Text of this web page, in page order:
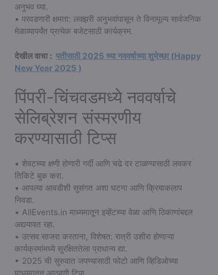
अनुभव घ्या.
• परवडणारी क्षमता: लक्झरी अनुभवांपासून ते विनामूल्य सार्वजनिक
मेळाव्यापर्यंत प्रत्येक बजेटसाठी कार्यक्रम.
देखील वाचा : पतीसाठी 2025 च्या नववर्षाच्या शुभेच्छा (Happy
New Year 2025 )
पिंपरी-चिंचवडमध्ये नववर्षाचे
सेलिब्रेशन संस्मरणीय
करण्यासाठी टिप्स
• शेवटच्या क्षणी होणारी गर्दी आणि चढे दर टाळण्यासाठी लवकर
तिकिटे बुक करा.
• आपल्या आवडीशी सुसंगत अशा घटना आणि क्रियाकलाप
निवडा.
• AllEvents.in माध्यमातून इव्हेंटच्या वेळा आणि ठिकाणांबद्दल
अद्ययावत रहा.
• उत्सव साजरा करताना, विशेषत: रात्री उशीरा होणाऱ्या
कार्यक्रमांमध्ये सुरक्षिततेला प्राधान्य द्या.
• 2025 ची सुरुवात जपण्यासाठी फोटो आणि व्हिडिओच्या
माध्यमातून आठवणी टिपा.